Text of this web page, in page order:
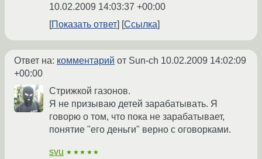
10.02.2009 14:03:37 +00:00
Показать ответ
Ссылка
Ответ на: комментарий от Sun-ch 10.02.2009 14:02:09
+00:00
Стрижкой газонов.
Я не призываю детей зарабатывать. Я
говорю о том, что пока не зарабатывает,
понятие "его деньги" верно с оговорками.
svu ★★★★★